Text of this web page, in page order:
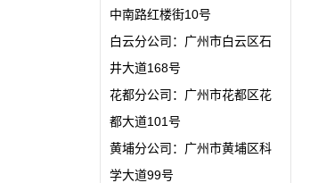
中南路红楼街10号
白云分公司：广州市白云区石
井大道168号
花都分公司：广州市花都区花
都大道101号
黄埔分公司：广州市黄埔区科
学大道99号